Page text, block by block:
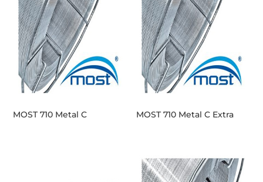
MOST 710 Metal C MOST 710 Metal C Extra